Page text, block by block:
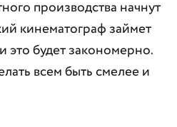
производства начнут
кинематограф займет
это будет закономерно.
всем быть смелее и